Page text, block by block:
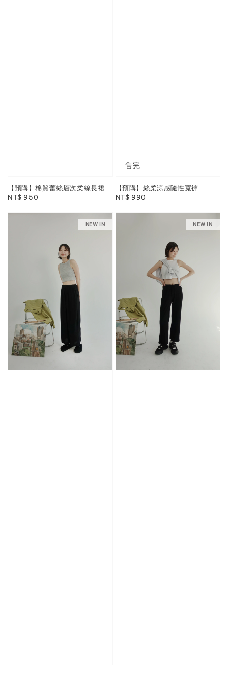
【預購】棉質蕾絲層次柔線長裙
Regular
NT$ 950
售完
【預購】絲柔涼感隨性寬褲
Regular
NT$ 990
NEW IN NEW IN